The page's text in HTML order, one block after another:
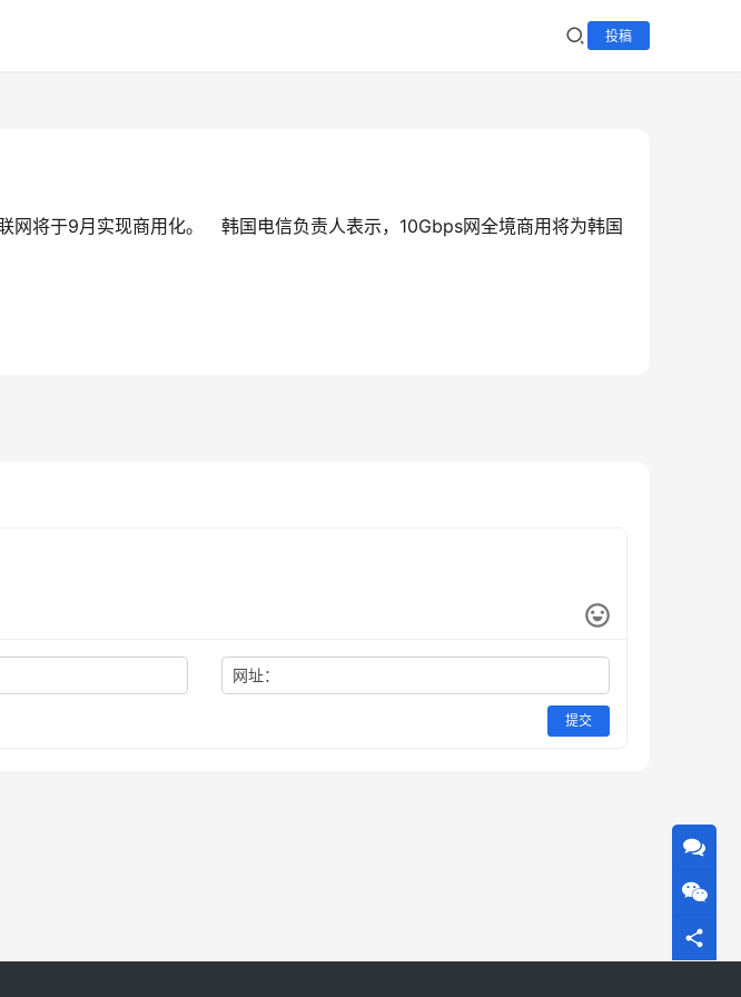
投稿
将于9月实现商用化。　韩国电信负责人表示，10Gbps网全境商用将为韩国
网址：
提交